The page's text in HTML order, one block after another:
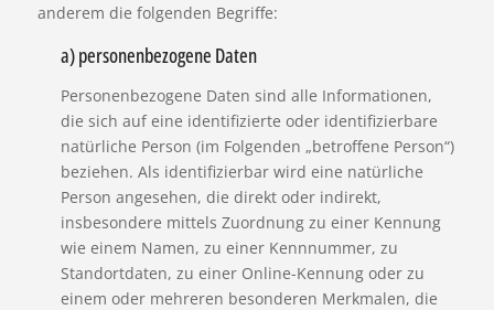
anderem die folgenden Begriffe:
a) personenbezogene Daten
Personenbezogene Daten sind alle Informationen,
die sich auf eine identifizierte oder identifizierbare
natürliche Person (im Folgenden „betroffene Person“)
beziehen. Als identifizierbar wird eine natürliche
Person angesehen, die direkt oder indirekt,
insbesondere mittels Zuordnung zu einer Kennung
wie einem Namen, zu einer Kennnummer, zu
Standortdaten, zu einer Online-Kennung oder zu
einem oder mehreren besonderen Merkmalen, die